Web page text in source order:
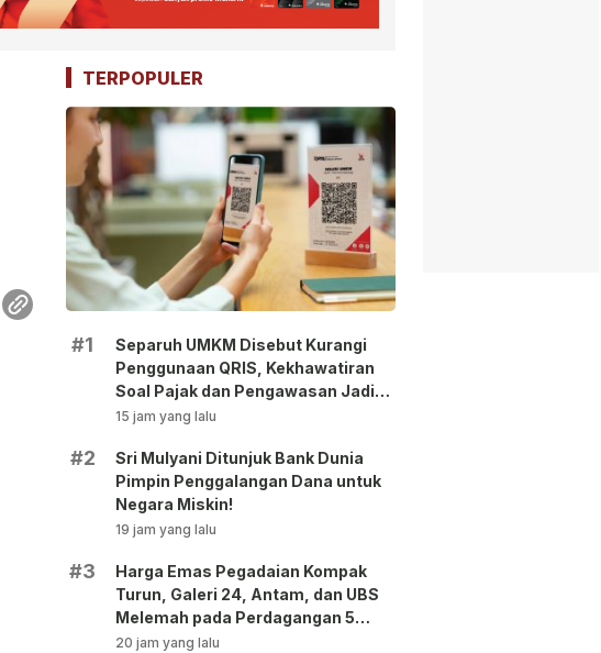
TERPOPULER
#1
Separuh UMKM Disebut Kurangi
Penggunaan QRIS, Kekhawatiran
Soal Pajak dan Pengawasan Jadi
Sorotan!
15 jam yang lalu
#2
Sri Mulyani Ditunjuk Bank Dunia
Pimpin Penggalangan Dana untuk
Negara Miskin!
19 jam yang lalu
#3
Harga Emas Pegadaian Kompak
Turun, Galeri 24, Antam, dan UBS
Melemah pada Perdagangan 5
Agustus 2026
20 jam yang lalu